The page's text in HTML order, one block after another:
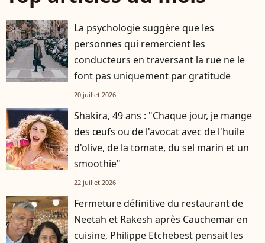
La psychologie suggère que les
personnes qui remercient les
conducteurs en traversant la rue ne le
font pas uniquement par gratitude
20 juillet 2026
Shakira, 49 ans : "Chaque jour, je mange
des œufs ou de l'avocat avec de l'huile
d'olive, de la tomate, du sel marin et un
smoothie"
22 juillet 2026
Fermeture définitive du restaurant de
Neetah et Rakesh après Cauchemar en
cuisine, Philippe Etchebest pensait les